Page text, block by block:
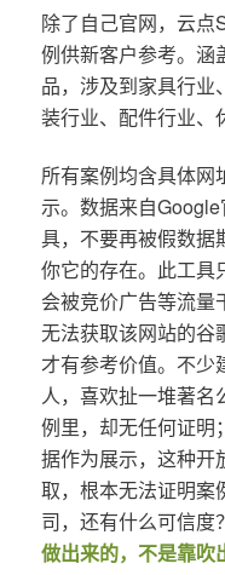
除了自己官网，云点
例供新客户参考。涵
品，涉及到家具行业
装行业、配件行业、
所有案例均含具体网
示。数据来自
具，不要再被假数据
你它的存在。此工具
会被竞价广告等流量
无法获取该网站的谷
才有参考价值。不少
人，喜欢扯一堆著名
例里，却无任何证明
据作为展示，这种开
取，根本无法证明案
司，还有什么可信度？
做出来的，不是靠吹